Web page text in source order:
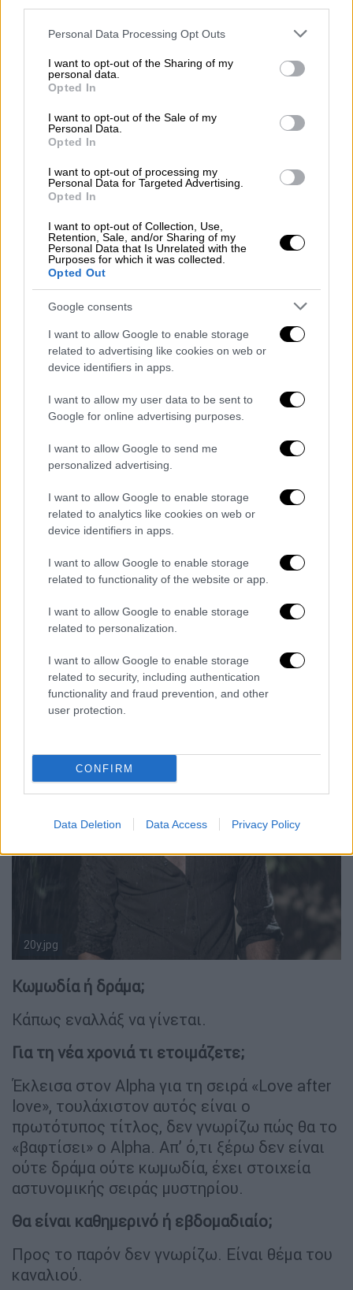
Please note that this website/app uses one or more Google
not limited to your visit or usage behaviour. You may click to
grant or deny consent to Google and its third-party tags to
use your data for below specified purposes in below Google
consent section.
Personal Data Processing Opt Outs
I want to opt-out of the Sharing of my
personal data.
Opted In
I want to opt-out of the Sale of my
Personal Data.
Opted In
I want to opt-out of processing my
Personal Data for Targeted Advertising.
Opted In
I want to opt-out of Collection, Use,
Retention, Sale, and/or Sharing of my
Personal Data that Is Unrelated with the
Purposes for which it was collected.
Opted Out
Google consents
I want to allow Google to enable storage
related to advertising like cookies on web or
device identifiers in apps.
I want to allow my user data to be sent to
Google for online advertising purposes.
I want to allow Google to send me
personalized advertising.
I want to allow Google to enable storage
related to analytics like cookies on web or
device identifiers in apps.
I want to allow Google to enable storage
related to functionality of the website or app.
I want to allow Google to enable storage
related to personalization.
I want to allow Google to enable storage
related to security, including authentication
functionality and fraud prevention, and other
user protection.
CONFIRM
Data Deletion Data Access Privacy Policy
Ναι, θα είναι άλλη μία τραγική ειρωνεία που
συνδέει τον Παύλο με την Αθηνά.
Ποιο είναι το σχέδιο του Ορέστη σε σχέση
με την Έλενα. Θα τη διεκδικήσετε ξανά;
Ήδη τη διεκδικώ και θα τη διεκδικώ μέχρι
τέλους.
Ποιο θα θέλατε να είναι το φινάλε της
«Επιστροφής»;
Ένα ήσυχο φινάλε γίνεται; Να σταματήσει να
υποφέρει ο κόσμος. Ας είναι ο καθένας
μόνος του ή ας είναι όλοι μαζί, αλλά ήρεμοι.
Δεν έχω χρόνο να διαβάσω σχόλια. Ο
καθένας γίνεται συγγραφέας πάνω στο
υπάρχον κείμενο. Δεν μπαίνω στη διαδικασία
τίποτα. Προσπαθώ να διατηρώ μία σχέση με
το Μέσο, μπαίνω στην παγίδα του κινητού,
αλλά όχι τόσο συχνά.
20y.jpg
Αντώνης Καρυστινός
Κωμωδία ή δράμα;
Κάπως εναλλάξ να γίνεται.
Για τη νέα χρονιά τι ετοιμάζετε;
Έκλεισα στον Alpha για τη σειρά «Love after
love», τουλάχιστον αυτός είναι ο
πρωτότυπος τίτλος, δεν γνωρίζω πώς θα το
«βαφτίσει» ο Alpha. Απ’ ό,τι ξέρω δεν είναι
ούτε δράμα ούτε κωμωδία, έχει στοιχεία
αστυνομικής σειράς μυστηρίου.
Θα είναι καθημερινό ή εβδομαδιαίο;
Προς το παρόν δεν γνωρίζω. Είναι θέμα του
καναλιού.